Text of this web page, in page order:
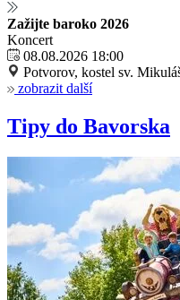
Zažijte baroko 2026
Koncert
08.08.2026 18:00
Potvorov, kostel sv.
zobrazit další
Tipy do Bavorska